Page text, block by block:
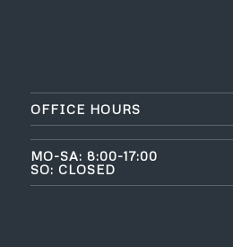
OFFICE HOURS
MO-SA: 8:00-17:00
SO: CLOSED